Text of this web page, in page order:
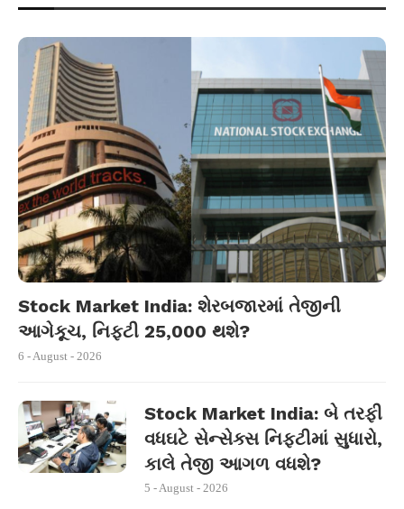
Stock Market India: શેરબજારમાં તેજીની
આગેકૂચ, નિફ્ટી 25,000 થશે?
6 - August - 2026
Stock Market India: બે તરફી
વધઘટે સેન્સેક્સ નિફ્ટીમાં સુધારો,
કાલે તેજી આગળ વધશે?
5 - August - 2026